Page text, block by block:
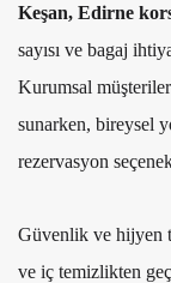
Keşan, Edirne
sayısı ve bagaj
Kurumsal
sunarken, bireysel
rezervasyon
Güvenlik ve hijyen
ve iç temizlikten